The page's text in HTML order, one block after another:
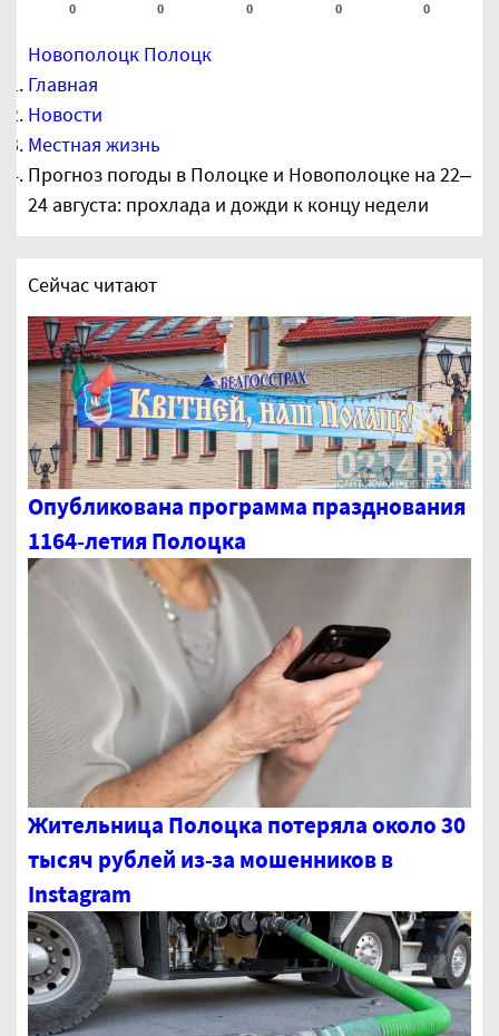
0 0 0 0 0
Новополоцк Полоцк
Главная
Новости
Местная жизнь
Прогноз погоды в Полоцке и Новополоцке на 22–
24 августа: прохлада и дожди к концу недели
Сейчас читают
Опубликована программа празднования
1164-летия Полоцка
Жительница Полоцка потеряла около 30
тысяч рублей из-за мошенников в
Instagram